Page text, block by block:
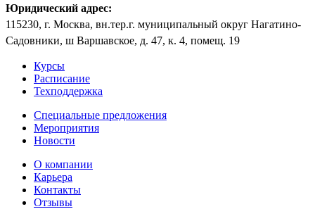
Юридический адрес:
115230, г. Москва, вн.тер.г. муниципальный округ Нагатино-
Садовники, ш Варшавское, д. 47, к. 4, помещ. 19
Курсы
Расписание
Техподдержка
Специальные предложения
Мероприятия
Новости
О компании
Карьера
Контакты
Отзывы